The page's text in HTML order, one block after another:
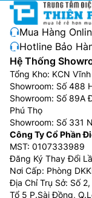
Mua Hàng
Hotline Bảo
Hệ Thống
Tổng Kho: KCN
Showroom: Số 488
Showroom: Số 89A
Phú Thọ
Showroom: Số 331
Công Ty Cổ Phần
MST: 0107333989
Đăng Ký Thay Đổi
Nơi Cấp: Phòng
Địa Chỉ Trụ Sở: Số
Tổ 5 P.Sài Đồng,